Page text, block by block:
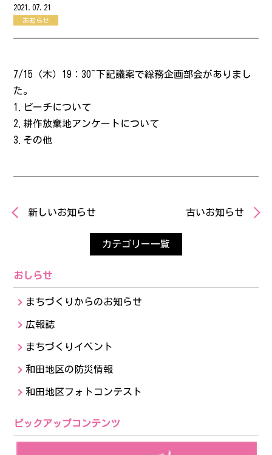
お問い合わせ
サイトポリシー
2021.07.21
お知らせ
7/15（木）19：30~下記議案で総務企画部会がありまし
た。
1.ピーチについて
2.耕作放棄地アンケートについて
3.その他
新しいお知らせ 古いお知らせ
カテゴリー一覧
おしらせ
まちづくりからのお知らせ
広報誌
まちづくりイベント
和田地区の防災情報
和田地区フォトコンテスト
ピックアップコンテンツ